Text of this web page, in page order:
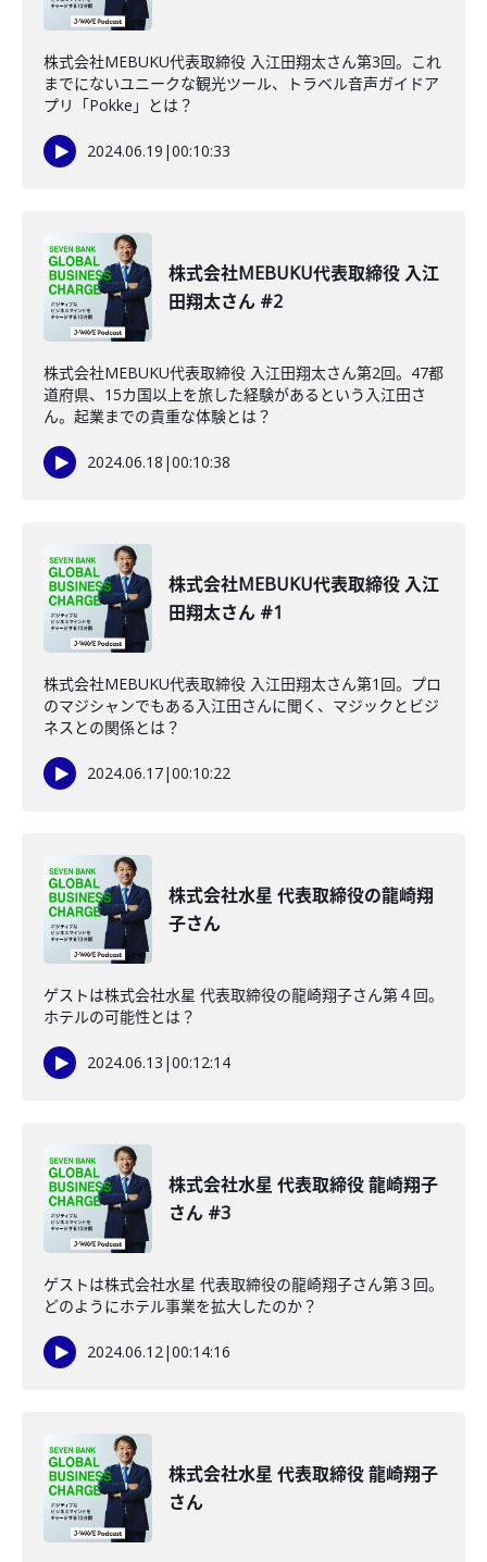
株式会社MEBUKU代表取締役 入江田翔太さん第3回。これ
までにないユニークな観光ツール、トラベル音声ガイドア
プリ「Pokke」とは？
2024.06.19 |00:10:33
株式会社MEBUKU代表取締役 入江
田翔太さん #2
株式会社MEBUKU代表取締役 入江田翔太さん第2回。47都
道府県、15カ国以上を旅した経験があるという入江田さ
ん。起業までの貴重な体験とは？
2024.06.18 |00:10:38
株式会社MEBUKU代表取締役 入江
田翔太さん #1
株式会社MEBUKU代表取締役 入江田翔太さん第1回。プロ
のマジシャンでもある入江田さんに聞く、マジックとビジ
ネスとの関係とは？
2024.06.17|00:10:22
株式会社水星 代表取締役の龍崎翔
子さん
ゲストは株式会社水星 代表取締役の龍崎翔子さん第４回。
ホテルの可能性とは？
2024.06.13 |00:12:14
株式会社水星 代表取締役 龍崎翔子
さん #3
ゲストは株式会社水星 代表取締役の龍崎翔子さん第３回。
どのようにホテル事業を拡大したのか？
2024.06.12|00:14:16
株式会社水星 代表取締役 龍崎翔子
さん